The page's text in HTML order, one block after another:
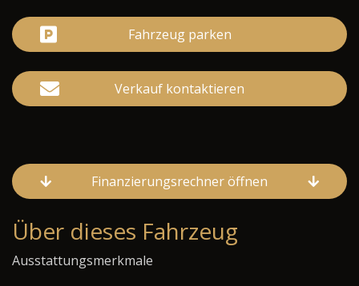
Fahrzeug parken
Verkauf kontaktieren
Finanzierungsrechner öffnen
Über dieses Fahrzeug
Ausstattungsmerkmale